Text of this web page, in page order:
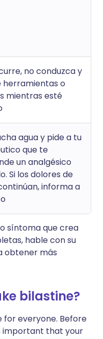
no conduzca y
herramientas o
mientras esté
agua y pide a tu
que te
un analgésico
Si los dolores de
informa a
síntoma que crea
hable con su
obtener más
bilastine?
for everyone. Before
important that your